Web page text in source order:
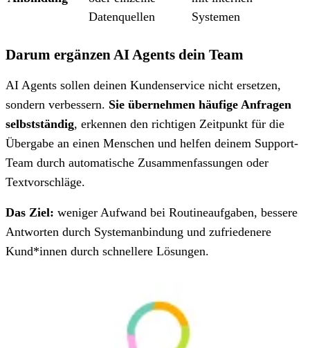
Datenquellen
Systemen
Darum ergänzen AI Agents dein Team
AI Agents sollen deinen Kundenservice nicht ersetzen,
sondern verbessern. Sie übernehmen häufige Anfragen
selbstständig, erkennen den richtigen Zeitpunkt für die
Übergabe an einen Menschen und helfen deinem Support-
Team durch automatische Zusammenfassungen oder
Textvorschläge.
Das Ziel: weniger Aufwand bei Routineaufgaben, bessere
Antworten durch Systemanbindung und zufriedenere
Kund*innen durch schnellere Lösungen.